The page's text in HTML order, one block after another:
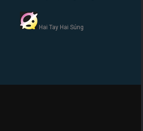
Hai Tay Hai Súng